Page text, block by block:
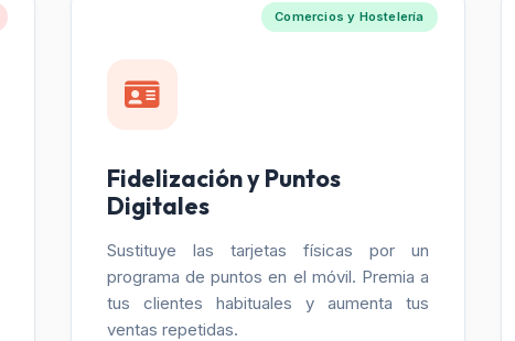
Comercios y Hostelería
Fidelización y Puntos
Digitales
Sustituye las tarjetas físicas por un
programa de puntos en el móvil. Premia a
tus clientes habituales y aumenta tus
ventas repetidas.